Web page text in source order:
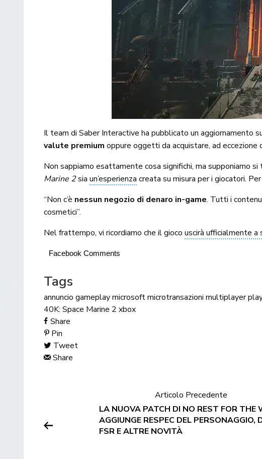
Il team di Saber Interactive ha pubblicato un aggiornamento
valute premium oppure oggetti da acquistare, ad eccezione
Non sappiamo esattamente cosa significhi, ma supponiamo
Marine 2siaun’esperienza creata su misura per i giocatori.
“Non c’è nessun negozio di denaro in-game. Tutti i
cosmetici”.
Nel frattempo, vi ricordiamo che il giocouscirà ufficialmente
Facebook Comments
Tags
annuncio gameplaymicrosoftmicrotransazioni multiplayer
40K: Space Marine 2 xbox
Share
Pin
Tweet
Share
Articolo Precedente
LA NUOVA PATCH DI NO REST FOR THE
AGGIUNGE RESPEC DEL PERSONAGGIO,
FSR E ALTRE NOVITÀ